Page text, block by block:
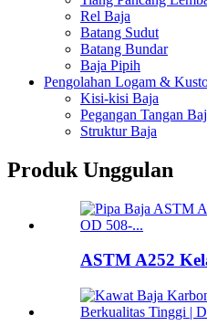
Rel Baja
Batang Sudut
Batang Bundar
Baja Pipih
Pengolahan Logam &
Kisi-kisi Baja
Pegangan Tangan
Struktur Baja
Produk Unggulan
ASTM A252